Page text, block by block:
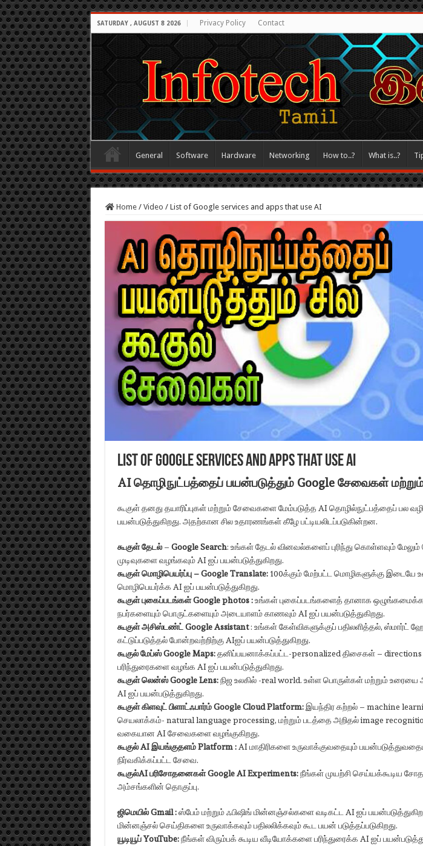
SATURDAY , AUGUST 8 2026 Privacy Policy Contact
General Software Hardware Networking How to..? What is..?
Home / Video / List of Google services and apps that use AI
List of Google services and apps that use AI
AI தொழிநுட்பத்தைப் பயன்படுத்தும் Google சேவைகள்
கூகுள் தனது தயாரிப்புகள் மற்றும் சேவைகளை மேம்படுத்த AI தொழில்நுட்பத்தைப் பல
பயன்படுத்துகிறது. அதற்கான சில உதாரணங்கள் கீழே பட்டியலிடப்படுகின்றன.
கூகுள் தேடல்– Google Search: உங்கள் தேடல் வினவல்களைப் புரிந்து கொள்ளவும்
முடிவுகளை வழங்கவும் AI ஐப் பயன்படுத்துகிறது.
கூகுள் மொழிபெயர்ப்பு –Google Translate:100க்கும் மேற்பட்ட மொழிகளுக்கு இடையே
மொழிபெயர்க்க AI ஐப் பயன்படுத்துகிறது.
கூகுள்புகைப்படங்கள்Googlephotos :உங்கள் புகைப்படங்களைத் தானாக
நபர்களையும் பொருட்களையும் அடையாளம் காணவும் AI ஐப் பயன்படுத்துகிறது.
கூகுள் அசிஸ்டண்ட் Google Assistant: உங்கள் கேள்விகளுக்குப் பதிலளித்தல்,
கட்டுப்படுத்தல் போன்றவற்றிற்கு AIஐப் பயன்படுத்துகிறது.
கூகுல் மேப்ஸ் Google Maps:தனிப்பயனாக்கப்பட்ட-personalized திசைகள் – directions
பரிந்துரைகளை வழங்க AI ஐப் பயன்படுத்துகிறது.
கூகுள் லென்ஸ் Google Lens:நிஜ உலகில் -real world. உள்ள பொருள்கள் மற்றும்
AI ஐப் பயன்படுத்துகிறது.
கூகுள் கிளவுட் பிளாட்ஃபார்ம்Google Cloud Platform:இயந்திர கற்றல் – machine
செயலாக்கம்- natural language processing, மற்றும் படத்தை அறிதல் image
வகையான AI சேவைகளை வழங்குகிறது.
கூகுல்AIஇயங்குதளம் Platform :AI மாதிரிகளை உருவாக்குவதையும்
நிர்வகிக்கப்பட்ட சேவை.
கூகுல்AI பரிசோதனைகள்Google AI Experiments:நீங்கள் முயற்சி செய்யக்கூடிய
அம்சங்களின் தொகுப்பு.
ஜிமெயில் Gmail :ஸ்பேம் மற்றும் ஃபிஷிங் மின்னஞ்சல்களை வடிகட்ட AI ஐப்
மின்னஞ்சல் செய்திகளை உருவாக்கவும் பதிலலிக்கவும் கூட பயன் படுத்தப்படுகிறது.
யூடியூப் YouTube:நீங்கள் விரும்பக் கூடிய வீடியோக்களை பரிந்துரைக்க AI ஐப்